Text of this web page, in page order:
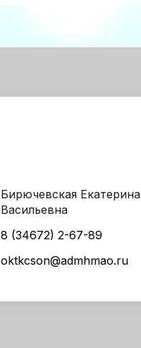
Бирючевская Екатерина
Васильевна
8 (34672) 2-67-89
oktkcson@admhmao.ru